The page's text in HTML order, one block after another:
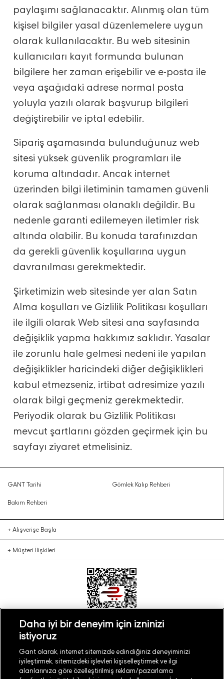
paylaşımı sağlanacaktır. Alınmış olan tüm
kişisel bilgiler yasal düzenlemelere uygun
olarak kullanılacaktır. Bu web sitesinin
kullanıcıları kayıt formunda bulunan
bilgilere her zaman erişebilir ve e-posta ile
veya aşağıdaki adrese normal posta
yoluyla yazılı olarak başvurup bilgileri
değiştirebilir ve iptal edebilir.
Sipariş aşamasında bulunduğunuz web
sitesi yüksek güvenlik programları ile
koruma altındadır. Ancak internet
üzerinden bilgi iletiminin tamamen güvenli
olarak sağlanması olanaklı değildir. Bu
nedenle garanti edilemeyen iletimler risk
altında olabilir. Bu konuda tarafınızdan
da gerekli güvenlik koşullarına uygun
davranılması gerekmektedir.
Şirketimizin web sitesinde yer alan Satın
Alma koşulları ve Gizlilik Politikası koşulları
ile ilgili olarak Web sitesi ana sayfasında
değişiklik yapma hakkımız saklıdır. Yasalar
ile zorunlu hale gelmesi nedeni ile yapılan
değişiklikler haricindeki diğer değişiklikleri
kabul etmezseniz, irtibat adresimize yazılı
olarak bilgi geçmeniz gerekmektedir.
Periyodik olarak bu Gizlilik Politikası
mevcut şartlarını gözden geçirmek için bu
sayfayı ziyaret etmelisiniz.
GANT Tarihi Gömlek Kalıp Rehberi
Bakım Rehberi
+ Alışverişe Başla
+ Müşteri İlişkileri
Türkiye Mağaza Bul
Daha iyi bir deneyim için izninizi
istiyoruz
Gant olarak, internet sitemizde edindiğiniz deneyiminizi
iyileştirmek, sitemizdeki işlevleri kişiselleştirmek ve ilgi
alanlarınıza göre özelleştirilmiş reklam/pazarlama